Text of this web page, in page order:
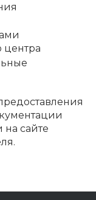
центра
сайте